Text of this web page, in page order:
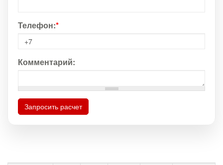
Телефон:*
Комментарий:
Запросить расчет